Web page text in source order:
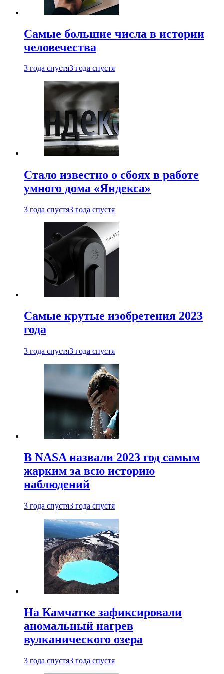
Самые большие числа в истории
человечества
3 года спустя3 года спустя
Стало известно о сбоях в работе
умного дома «Яндекса»
3 года спустя3 года спустя
Самые крутые изобретения 2023
года
3 года спустя3 года спустя
В NASA назвали 2023 год самым
жарким за всю историю
наблюдений
3 года спустя3 года спустя
На Камчатке зафиксировали
аномальный нагрев
вулканического озера
3 года спустя3 года спустя